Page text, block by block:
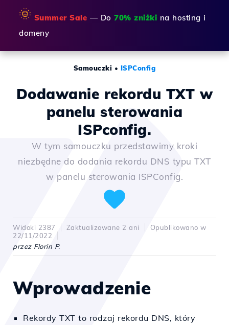
🌞 Summer Sale — Do 70% zniżki na hosting i
domeny
Samouczki • ISPConfig
Dodawanie rekordu TXT w
panelu sterowania
ISPconfig.
W tym samouczku przedstawimy kroki
niezbędne do dodania rekordu DNS typu TXT
w panelu sterowania ISPConfig.
Widoki 2387 Zaktualizowane 2 ani
Opublikowano w
22/11/2022
przez Florin P.
Wprowadzenie
Rekordy TXT to rodzaj rekordu DNS, który